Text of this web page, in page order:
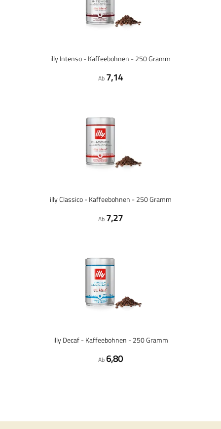
illy Intenso - Kaffeebohnen - 250 Gramm
Ab 7,14
illy Classico - Kaffeebohnen - 250 Gramm
Ab 7,27
illy Decaf - Kaffeebohnen - 250 Gramm
Ab 6,80